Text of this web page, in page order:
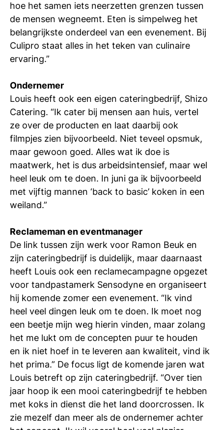
hoe het samen iets neerzetten grenzen tussen
de mensen wegneemt. Eten is simpelweg het
belangrijkste onderdeel van een evenement. Bij
Culipro staat alles in het teken van culinaire
ervaring.”
Ondernemer
Louis heeft ook een eigen cateringbedrijf, Shizo
Catering. “Ik cater bij mensen aan huis, vertel
ze over de producten en laat daarbij ook
filmpjes zien bijvoorbeeld. Niet teveel opsmuk,
maar gewoon goed. Alles wat ik doe is
maatwerk, het is dus arbeidsintensief, maar wel
heel leuk om te doen. In juni ga ik bijvoorbeeld
met vijftig mannen ‘back to basic’ koken in een
weiland.”
Reclameman en eventmanager
De link tussen zijn werk voor Ramon Beuk en
zijn cateringbedrijf is duidelijk, maar daarnaast
heeft Louis ook een reclamecampagne opgezet
voor tandpastamerk Sensodyne en organiseert
hij komende zomer een evenement. “Ik vind
heel veel dingen leuk om te doen. Ik moet nog
een beetje mijn weg hierin vinden, maar zolang
het me lukt om de concepten puur te houden
en ik niet hoef in te leveren aan kwaliteit, vind ik
het prima.” De focus ligt de komende jaren wat
Louis betreft op zijn cateringbedrijf. “Over tien
jaar hoop ik een mooi cateringbedrijf te hebben
met koks in dienst die het land doorcrossen. Ik
zie mezelf dan meer als de ondernemer achter